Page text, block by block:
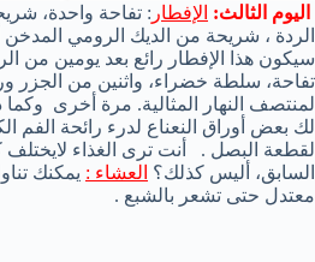
اليوم الثالث: الإفطار : تفاحة واحدة،
الردة ، شريحة من الديك الرومي المدخن
سيكون هذا الإفطار رائع بعد يومين من
تفاحة، سلطة خضراء، واثنين من الجزر و
لمنتصف النهار المثالية. مرة أخرى وكما
لك بعض أوراق النعناع لدرء رائحة الفم
لقطعة البصل .
أنت ترى الغذاء لايختلف
السابق، أليس كذلك؟ العشاء : يمكنك
معتدل حتى تشعر بالشبع .